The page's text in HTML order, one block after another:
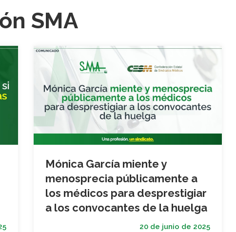
SMA
Mónica García miente y
menosprecia públicamente a
los médicos para desprestigiar
a los convocantes de la huelga
20 de junio de 2025